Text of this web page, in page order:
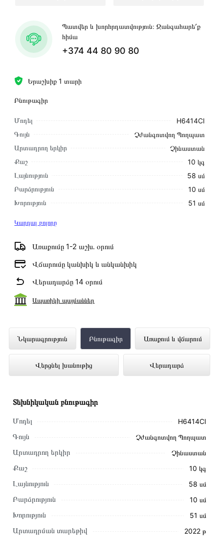
Երաշխիք 1 տարի
Բնութագիր
Մոդել
H6414CI
Գույն
Չժանգոտվող Պողպատ
Արտադրող երկիր
Չինաստան
Քաշ
10 կգ
Լայնություն
58 սմ
Բարձրություն
10 սմ
Խորություն
51 սմ
Կարդալ բոլորը
Առաքումը 1-2 աշխ․ օրում
Վճարումը կանխիկ և անկանխիկ
Վերադարձը 14 օրում
Ապառիկի պայմաններ
Պատվեր և խորհրդատվություն։ Զանգահարե՛ք
հիմա
+374 44 80 90 80
Նկարագրություն Բնութագիր Առաքում և վճարում
Վերցնել խանութից Վերադարձ
Ներկառուցվող Գազօջախ SIMFER
H6414CI ներկայացված է Technomix
առցանց խանութում լավագույն գնով 83
Տեխնիկական բնութագիր
Մոդել H6414CI
Գույն Չժանգոտվող Պողպատ
Արտադրող երկիր Չինաստան
Քաշ 10 կգ
Լայնություն 58 սմ
Բարձրություն 10 սմ
Խորություն 51 սմ
Արտադրման տարեթիվ 2022 թ